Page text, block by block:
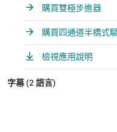
購買雙極步進器
購買四通道半橋式
檢視應用說明